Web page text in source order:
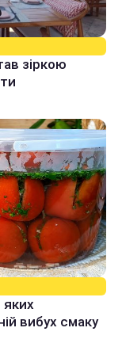
зіркою
яких
вибух смаку